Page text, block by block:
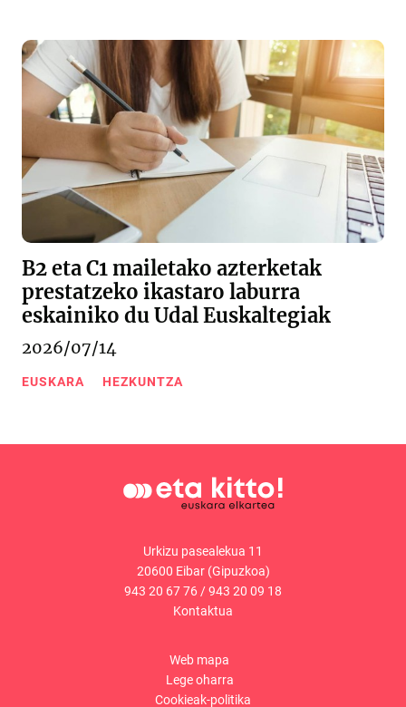
B2 eta C1 mailetako azterketak
prestatzeko ikastaro laburra
eskainiko du Udal Euskaltegiak
2026/07/14
EUSKARA HEZKUNTZA
Urkizu pasealekua 11
20600 Eibar (Gipuzkoa)
943 20 67 76 /943 20 09 18
Kontaktua
Web mapa
Lege oharra
Cookieak-politika